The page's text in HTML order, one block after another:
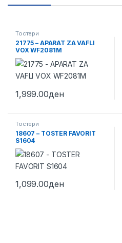
Тостери
21775 – APARAT ZA VAFLI
VOX WF2081M
1,999.00ден
Тостери
18607 – TOSTER FAVORIT
S1604
1,099.00ден